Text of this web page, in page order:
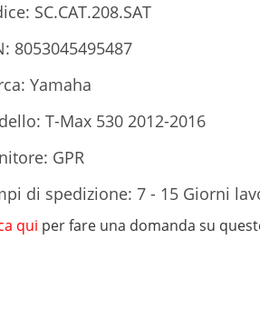
SC.CAT.208.SAT
8053045495487
Yamaha
T-Max 530 2012-2016
GPR
di spedizione: 7 - 15 Giorni
qui per fare una domanda su